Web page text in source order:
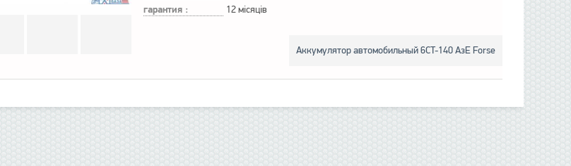
гарантия : 12 місяців
Аккумулятор автомобильный 6CT-140 АзЕ Forse